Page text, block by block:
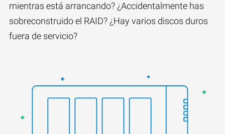
mientras está arrancando? ¿Accidentalmente has
sobreconstruido el RAID? ¿Hay varios discos duros
fuera de servicio?